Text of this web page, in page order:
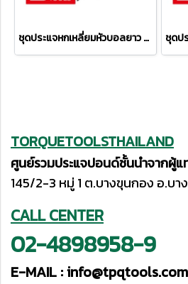
ชุดประแจหกเหลี่ยมหัวบอลยาว PB3212LH
TORQUETOOLSTHAILAND
ศูนย์รวมประแจปอนด์ชั้นนำจากผู้
145/2-3 หมู่ 1 ต.บางขุนกอง อ.บา
CALL CENTER
02-4898958-9
E-MAIL :info@tpqtools.com